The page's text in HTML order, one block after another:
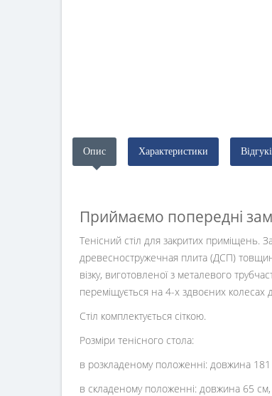
Опис Характеристики
Приймаємо попередні
Тенісний стіл для закритих приміщень.
древесностружечная плита (ДСП)
візку, виготовленої з металевого
переміщується на 4-х здвоєних
Стіл комплектується сіткою.
Розміри тенісного стола:
в розкладеному положенні: довжина
в складеному положенні: довжина 65